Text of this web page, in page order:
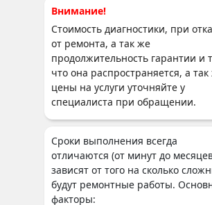
Внимание!
Стоимость диагностики, при
от ремонта, а так же
продолжительность гарантии и
что она распространяется, а
цены на услуги уточняйте у
специалиста при обращении.
Сроки выполнения всегда
отличаются (от минут до
зависят от того на сколько
будут ремонтные работы.
факторы: